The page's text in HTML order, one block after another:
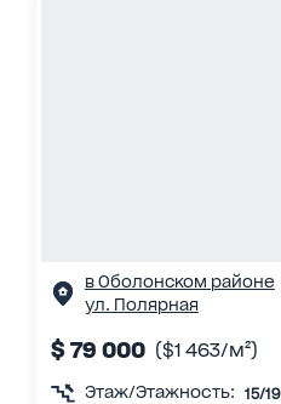
в Оболонском районе
ул. Полярная
$ 79 000 ($1 463/м²)
Этаж/Этажность: 15/19